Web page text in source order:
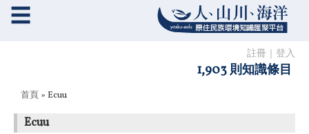
註冊 登入
1,903 則知識條目
☰
您在這裡
首頁 » Ecuu
Ecuu